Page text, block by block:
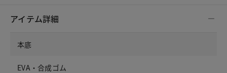
アイテム詳細
本底
EVA・合成ゴム